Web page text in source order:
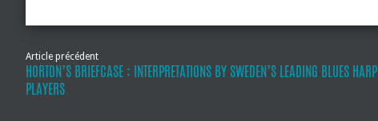
Article précédent
HORTON’S BRIEFCASE : INTERPRETATIONS BY SWEDEN’S LEADING BLUES HARP
PLAYERS